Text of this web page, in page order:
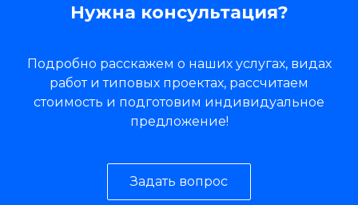
Нужна консультация?
Подробно расскажем о наших услугах, видах
работ и типовых проектах, рассчитаем
стоимость и подготовим индивидуальное
предложение!
Задать вопрос